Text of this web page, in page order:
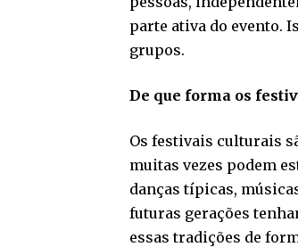
parte ativa do evento.
grupos.
De que forma os
Os festivais culturais
muitas vezes podem
danças típicas,
futuras gerações
essas tradições de